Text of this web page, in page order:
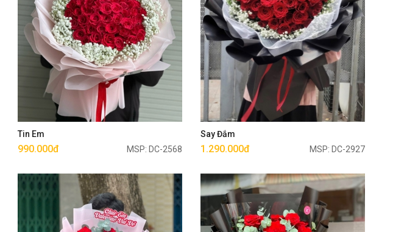
Tin Em
990.000đ MSP: DC-2568
Mua ngay
Say Đắm
1.290.000đ MSP: DC-2927
Mua ngay